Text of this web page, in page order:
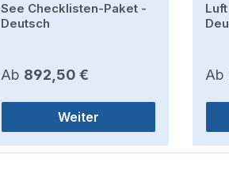
See Checklisten-Paket -
Deutsch
Regulärer Preis:
Ab 892,50 €
Weiter
Ab